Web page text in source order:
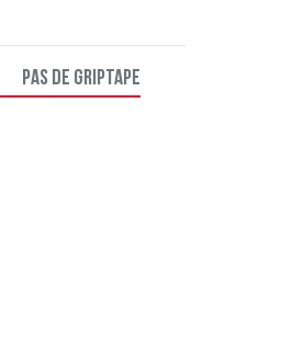
PAS DE GRIPTAPE